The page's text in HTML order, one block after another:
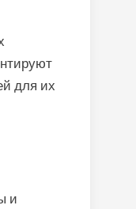
для их
и